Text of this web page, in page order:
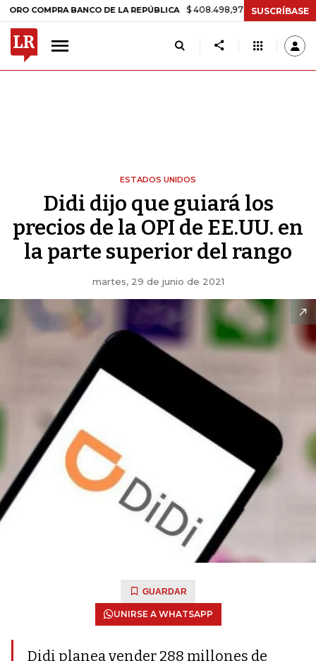
BANCO DE LA REPÚBLICA $ 408.498,97 +$ 8.753,81 +2,19%
SUSCRÍBASE
ESTADOS UNIDOS
Didi dijo que guiará los
precios de la OPI de EE.UU. en
la parte superior del rango
martes, 29 de junio de 2021
GUARDAR
UNIRSE A WHATSAPP
Didi planea vender 288 millones de